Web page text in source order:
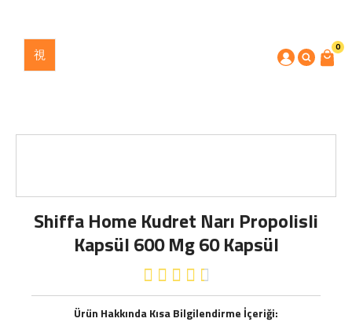
0
Shiffa Home Kudret Narı Propolisli
Kapsül 600 Mg 60 Kapsül
    
Ürün Hakkında Kısa Bilgilendirme İçeriği: